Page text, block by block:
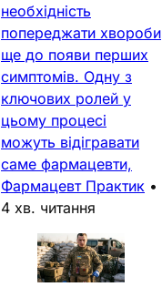
необхідність
попереджати хвороби
ще до появи перших
симптомів. Одну з
ключових ролей у
цьому процесі
можуть відігравати
саме фармацевти,
Фармацевт Практик •
4 хв. читання